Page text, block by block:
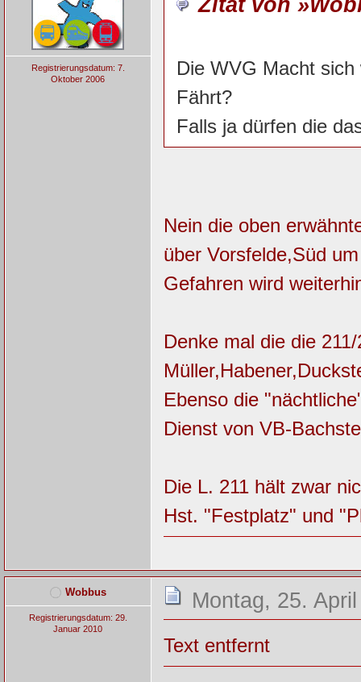
Registrierungsdatum: 7.
Oktober 2006
Die WVG Macht
Fährt?
Falls ja dürfen die
Nein die oben
über Vorsfelde,Süd
Gefahren wird
Denke mal die die
Ebenso die
Dienst von VB-
Die L. 211 hält zwar
Hst. "Festplatz" und
Wobbus
Registrierungsdatum: 29.
Januar 2010
Montag, 25.
Text entfernt